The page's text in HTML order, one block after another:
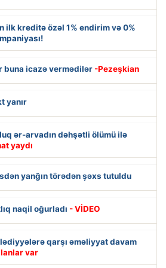
ilk kreditə özəl 1% endirim və 0%
buna icazə vermədilər -Pezeşkian
yanır
ər-arvadın dəhşətli ölümü ilə
yaydı
yanğın törədən şəxs tutuldu
naqil oğurladı - VİDEO
qarşı əməliyyat davam
var